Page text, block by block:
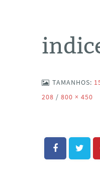
TAMANHOS:
208 / 800 × 450